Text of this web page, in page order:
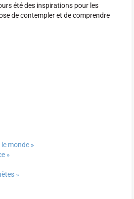
été des inspirations pour les
de contempler et de comprendre
monde »
»
»